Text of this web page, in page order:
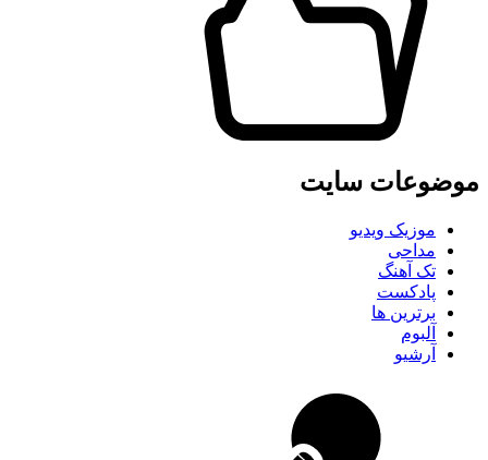
موضوعات سایت
موزیک ویدیو
مداحی
تک آهنگ
پادکست
برترین ها
آلبوم
آرشیو